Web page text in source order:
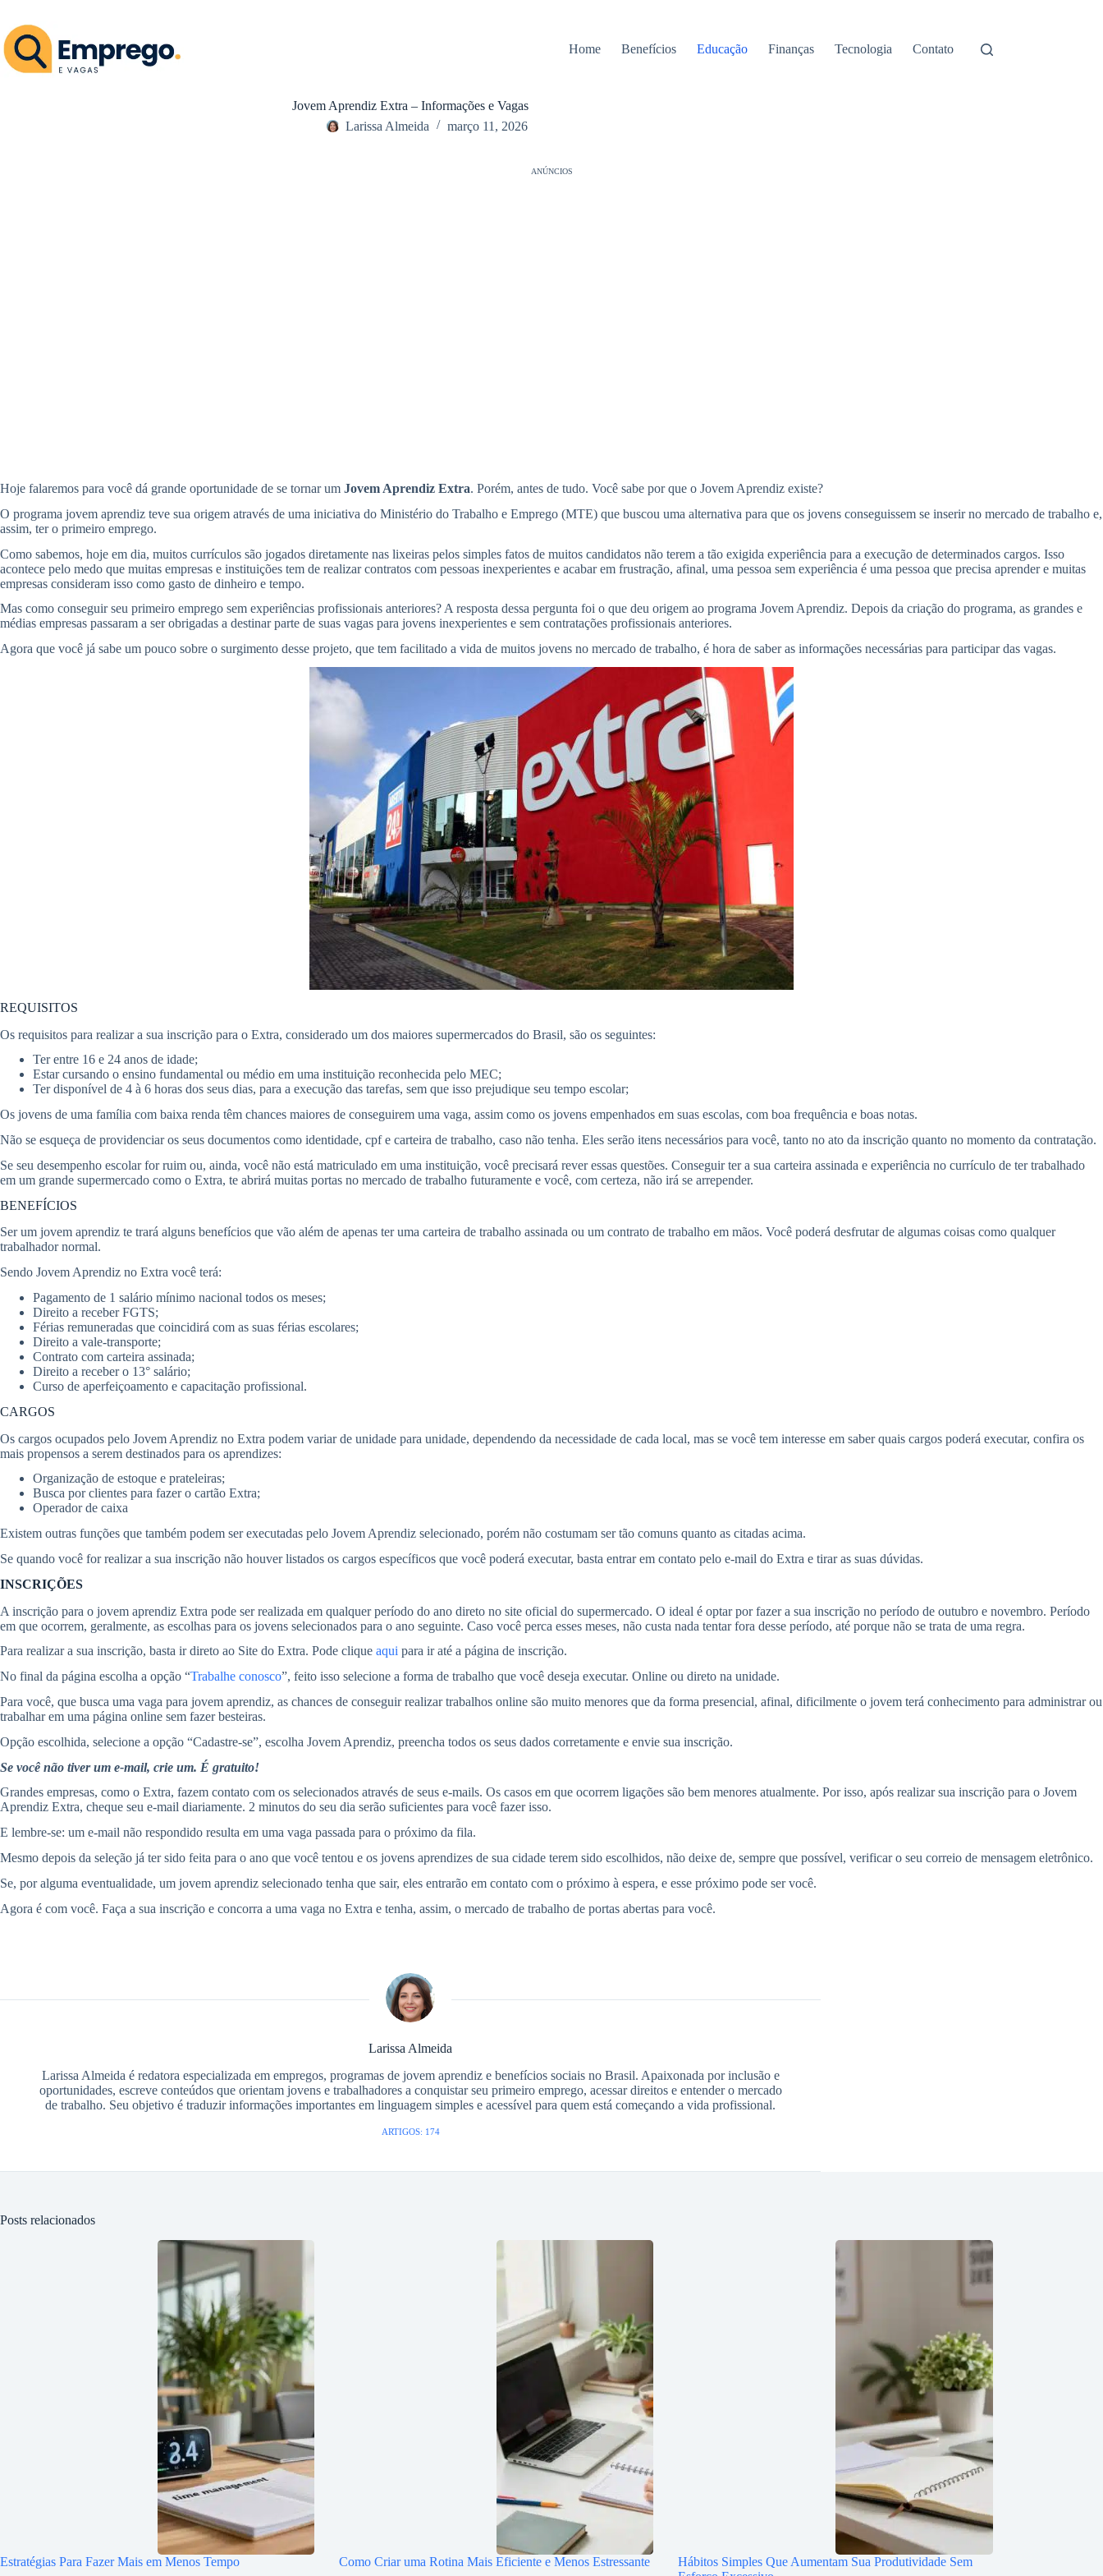
o
conteúdo
Home Benefícios Educação Finanças Tecnologia Contato
Jovem Aprendiz Extra – Informações e Vagas
Larissa Almeida
março 11, 2026
ANÚNCIOS
Hoje falaremos para você dá grande oportunidade de se tornar um Jovem Aprendiz Extra. Porém, antes de tudo. Você sabe por que o Jovem Aprendiz existe?
O programa jovem aprendiz teve sua origem através de uma iniciativa do Ministério do Trabalho e Emprego (MTE) que buscou uma alternativa para que os jovens conseguissem se inserir no mercado de trabalho e,
assim, ter o primeiro emprego.
Como sabemos, hoje em dia, muitos currículos são jogados diretamente nas lixeiras pelos simples fatos de muitos candidatos não terem a tão exigida experiência para a execução de determinados cargos. Isso
acontece pelo medo que muitas empresas e instituições tem de realizar contratos com pessoas inexperientes e acabar em frustração, afinal, uma pessoa sem experiência é uma pessoa que precisa aprender e muitas
empresas consideram isso como gasto de dinheiro e tempo.
Mas como conseguir seu primeiro emprego sem experiências profissionais anteriores? A resposta dessa pergunta foi o que deu origem ao programa Jovem Aprendiz. Depois da criação do programa, as grandes e
médias empresas passaram a ser obrigadas a destinar parte de suas vagas para jovens inexperientes e sem contratações profissionais anteriores.
Agora que você já sabe um pouco sobre o surgimento desse projeto, que tem facilitado a vida de muitos jovens no mercado de trabalho, é hora de saber as informações necessárias para participar das vagas.
REQUISITOS
Os requisitos para realizar a sua inscrição para o Extra, considerado um dos maiores supermercados do Brasil, são os seguintes:
Ter entre 16 e 24 anos de idade;
Estar cursando o ensino fundamental ou médio em uma instituição reconhecida pelo MEC;
Ter disponível de 4 à 6 horas dos seus dias, para a execução das tarefas, sem que isso prejudique seu tempo escolar;
Os jovens de uma família com baixa renda têm chances maiores de conseguirem uma vaga, assim como os jovens empenhados em suas escolas, com boa frequência e boas notas.
Não se esqueça de providenciar os seus documentos como identidade, cpf e carteira de trabalho, caso não tenha. Eles serão itens necessários para você, tanto no ato da inscrição quanto no momento da contratação.
Se seu desempenho escolar for ruim ou, ainda, você não está matriculado em uma instituição, você precisará rever essas questões. Conseguir ter a sua carteira assinada e experiência no currículo de ter trabalhado
em um grande supermercado como o Extra, te abrirá muitas portas no mercado de trabalho futuramente e você, com certeza, não irá se arrepender.
BENEFÍCIOS
Ser um jovem aprendiz te trará alguns benefícios que vão além de apenas ter uma carteira de trabalho assinada ou um contrato de trabalho em mãos. Você poderá desfrutar de algumas coisas como qualquer
trabalhador normal.
Sendo Jovem Aprendiz no Extra você terá:
Pagamento de 1 salário mínimo nacional todos os meses;
Direito a receber FGTS;
Férias remuneradas que coincidirá com as suas férias escolares;
Direito a vale-transporte;
Contrato com carteira assinada;
Direito a receber o 13° salário;
Curso de aperfeiçoamento e capacitação profissional.
CARGOS
Os cargos ocupados pelo Jovem Aprendiz no Extra podem variar de unidade para unidade, dependendo da necessidade de cada local, mas se você tem interesse em saber quais cargos poderá executar, confira os
mais propensos a serem destinados para os aprendizes:
Organização de estoque e prateleiras;
Busca por clientes para fazer o cartão Extra;
Operador de caixa
Existem outras funções que também podem ser executadas pelo Jovem Aprendiz selecionado, porém não costumam ser tão comuns quanto as citadas acima.
Se quando você for realizar a sua inscrição não houver listados os cargos específicos que você poderá executar, basta entrar em contato pelo e-mail do Extra e tirar as suas dúvidas.
INSCRIÇÕES
A inscrição para o jovem aprendiz Extra pode ser realizada em qualquer período do ano direto no site oficial do supermercado. O ideal é optar por fazer a sua inscrição no período de outubro e novembro. Período
em que ocorrem, geralmente, as escolhas para os jovens selecionados para o ano seguinte. Caso você perca esses meses, não custa nada tentar fora desse período, até porque não se trata de uma regra.
Para realizar a sua inscrição, basta ir direto ao Site do Extra. Pode clique aqui para ir até a página de inscrição.
No final da página escolha a opção “Trabalhe conosco”, feito isso selecione a forma de trabalho que você deseja executar. Online ou direto na unidade.
Para você, que busca uma vaga para jovem aprendiz, as chances de conseguir realizar trabalhos online são muito menores que da forma presencial, afinal, dificilmente o jovem terá conhecimento para administrar ou
trabalhar em uma página online sem fazer besteiras.
Opção escolhida, selecione a opção “Cadastre-se”, escolha Jovem Aprendiz, preencha todos os seus dados corretamente e envie sua inscrição.
Se você não tiver um e-mail, crie um. É gratuito!
Grandes empresas, como o Extra, fazem contato com os selecionados através de seus e-mails. Os casos em que ocorrem ligações são bem menores atualmente. Por isso, após realizar sua inscrição para o Jovem
Aprendiz Extra, cheque seu e-mail diariamente. 2 minutos do seu dia serão suficientes para você fazer isso.
E lembre-se: um e-mail não respondido resulta em uma vaga passada para o próximo da fila.
Mesmo depois da seleção já ter sido feita para o ano que você tentou e os jovens aprendizes de sua cidade terem sido escolhidos, não deixe de, sempre que possível, verificar o seu correio de mensagem eletrônico.
Se, por alguma eventualidade, um jovem aprendiz selecionado tenha que sair, eles entrarão em contato com o próximo à espera, e esse próximo pode ser você.
Agora é com você. Faça a sua inscrição e concorra a uma vaga no Extra e tenha, assim, o mercado de trabalho de portas abertas para você.
Larissa Almeida
Larissa Almeida é redatora especializada em empregos, programas de jovem aprendiz e benefícios sociais no Brasil. Apaixonada por inclusão e
oportunidades, escreve conteúdos que orientam jovens e trabalhadores a conquistar seu primeiro emprego, acessar direitos e entender o mercado
de trabalho. Seu objetivo é traduzir informações importantes em linguagem simples e acessível para quem está começando a vida profissional.
ARTIGOS: 174
Posts relacionados
Estratégias Para Fazer Mais em Menos Tempo Como Criar uma Rotina Mais Eficiente e Menos Estressante
Hábitos Simples Que Aumentam Sua Produtividade Sem